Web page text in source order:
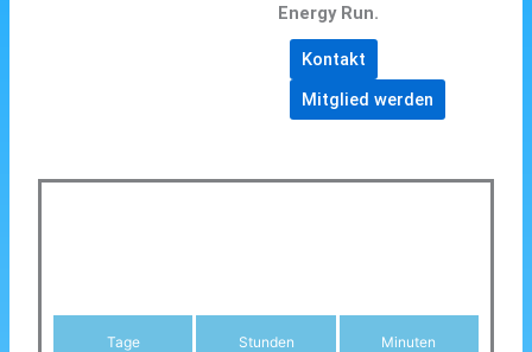
Energy Run.
Kontakt
Mitglied werden
Tage Stunden Minuten